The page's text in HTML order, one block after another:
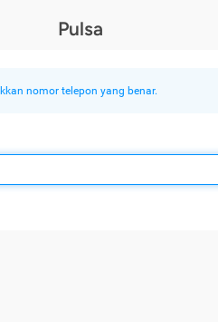
Pulsa
nomor telepon yang benar.